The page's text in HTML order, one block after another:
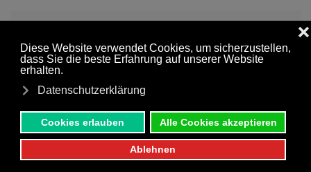
Kontaktformular
Gasthof Stollhofer